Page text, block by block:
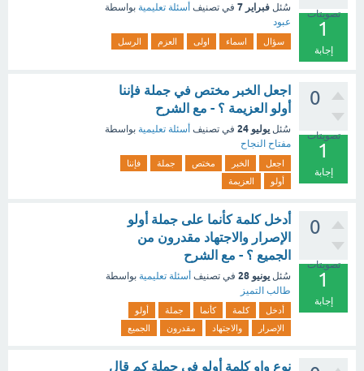
تصويتات
1
إجابة
سُئل فبراير 7 في تصنيف أسئلة تعليمية بواسطة
عبود
سؤال اسماء اولى العزم الرسل
0
تصويتات
1
إجابة
اجعل الخبر مختص في جملة فإننا
أولو العزيمة ؟ - مع الشرح
سُئل يوليو 24 في تصنيف أسئلة تعليمية بواسطة
مفتاح النجاح
اجعل الخبر مختص جملة
فإننا
أولو
العزيمة
0
تصويتات
1
إجابة
أدخل كلمة كأنما على جملة أولو
الإصرار والاجتهاد مقدرون من
الجميع ؟ - مع الشرح
سُئل يونيو 28 في تصنيف أسئلة تعليمية بواسطة
طالب التميز
أدخل كلمة كأنما جملة
أولو
الإصرار
والاجتهاد مقدرون الجميع
نوع واو كلمة أولو في جملة كم قال